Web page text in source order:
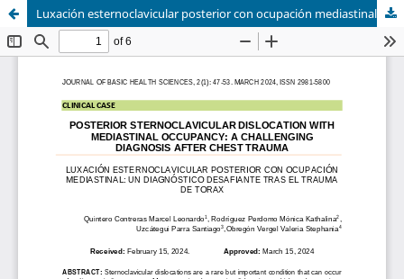
Luxación esternoclavicular posterior con ocupación mediastinal: un diagnóstico desafiante tras el trauma de torax